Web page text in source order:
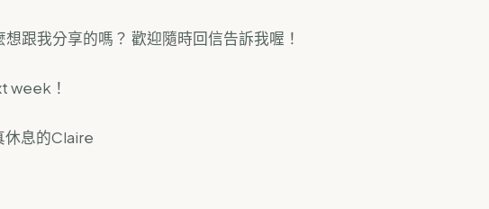
跟我分享的嗎？ 歡迎隨時回信告訴我喔！
week！
息的Claire